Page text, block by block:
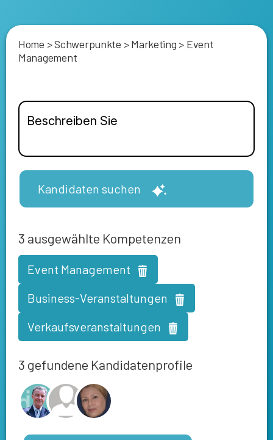
Home >Schwerpunkte >Marketing > Event
Management
Kandidaten suchen
3 ausgewählte Kompetenzen
Event Management
Business-Veranstaltungen
Verkaufsveranstaltungen
3 gefundene Kandidatenprofile